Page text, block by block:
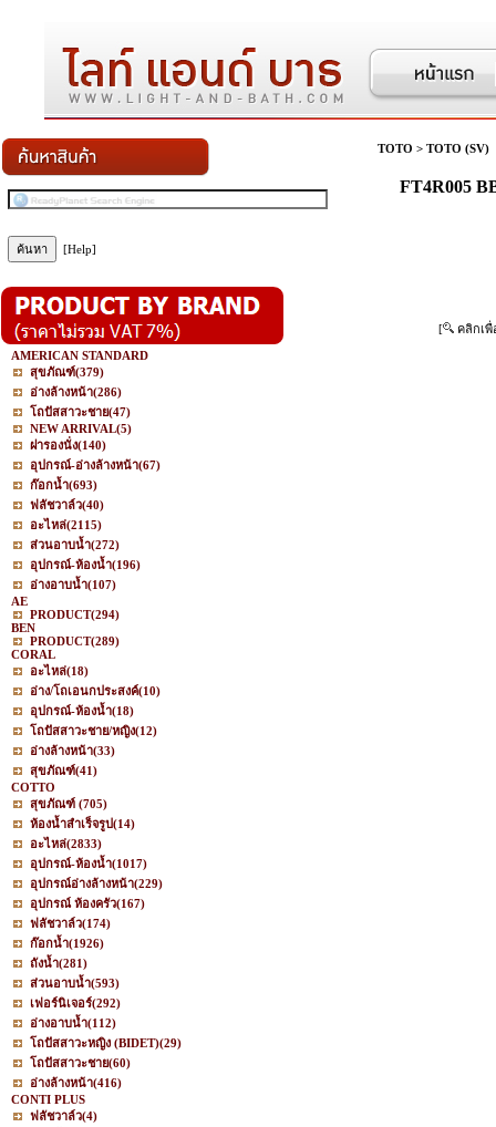
[Help]
AMERICAN STANDARD
สุขภัณฑ์(379)
อ่างล้างหน้า(286)
โถปัสสาวะชาย(47)
NEW ARRIVAL(5)
ฝารองนั่ง(140)
อุปกรณ์-อ่างล้างหน้า(67)
ก๊อกน้ำ(693)
ฟลัชวาล์ว(40)
อะไหล่(2115)
ส่วนอาบน้ำ(272)
อุปกรณ์-ห้องน้ำ(196)
อ่างอาบน้ำ(107)
AE
PRODUCT(294)
BEN
PRODUCT(289)
CORAL
อะไหล่(18)
อ่าง/โถเอนกประสงค์(10)
อุปกรณ์-ห้องน้ำ(18)
โถปัสสาวะชาย/หญิง(12)
อ่างล้างหน้า(33)
สุขภัณฑ์(41)
COTTO
สุขภัณฑ์ (705)
ห้องน้ำสำเร็จรูป(14)
อะไหล่(2833)
อุปกรณ์-ห้องน้ำ(1017)
อุปกรณ์อ่างล้างหน้า(229)
อุปกรณ์ ห้องครัว(167)
ฟลัชวาล์ว(174)
ก๊อกน้ำ(1926)
ถังน้ำ(281)
ส่วนอาบน้ำ(593)
เฟอร์นิเจอร์(292)
อ่างอาบน้ำ(112)
โถปัสสาวะหญิง (BIDET)(29)
โถปัสสาวะชาย(60)
อ่างล้างหน้า(416)
CONTI PLUS
ฟลัชวาล์ว(4)
TOTO > TOTO (SV)
FT4R005
[ คลิกเพื่